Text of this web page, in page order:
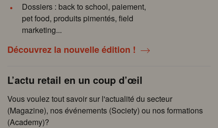
Dossiers : back to school, paiement,
pet food, produits pimentés, field
marketing...
Découvrez la nouvelle édition !
L’actu retail en un coup d’œil
Vous voulez tout savoir sur l'actualité du secteur
(Magazine), nos événements (Society) ou nos formations
(Academy)?